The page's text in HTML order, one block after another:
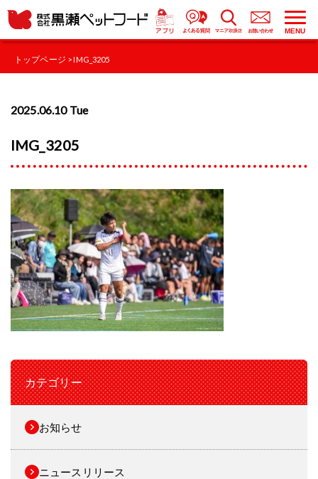
MENU
トップページ > IMG_3205
2025.06.10 Tue
IMG_3205
カテゴリー
お知らせ
ニュースリリース